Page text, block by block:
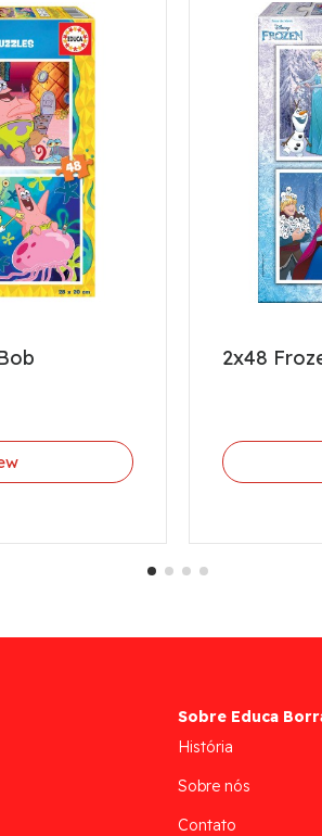
2x48
Sobre Educa
História
Sobre nós
Contato